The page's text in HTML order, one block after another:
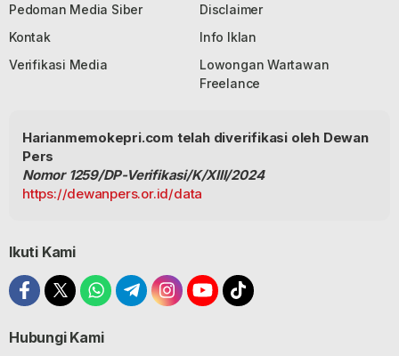
Pedoman Media Siber
Disclaimer
Kontak
Info Iklan
Verifikasi Media
Lowongan Wartawan
Freelance
Harianmemokepri.com telah diverifikasi oleh Dewan
Pers
Nomor 1259/DP-Verifikasi/K/XIII/2024
https://dewanpers.or.id/data
Ikuti Kami
Hubungi Kami